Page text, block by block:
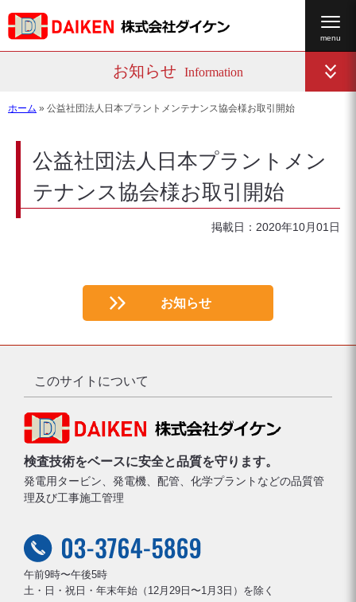
お知らせ Information
ホーム » 公益社団法人日本プラントメンテナンス協会様お取引開始
公益社団法人日本プラントメン
テナンス協会様お取引開始
掲載日：2020年10月01日
お知らせ
このサイトについて
検査技術をベースに安全と品質を守ります。
発電用タービン、発電機、配管、化学プラントなどの品質管
理及び工事施工管理
午前9時〜午後5時
土・日・祝日・年末年始（12月29日〜1月3日）を除く